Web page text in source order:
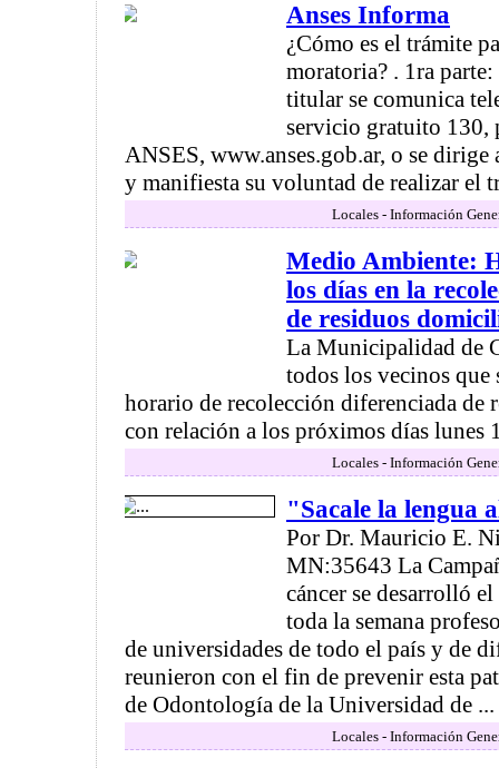
Anses Informa
¿Cómo es el trámite
moratoria? . 1ra
titular se comunica
servicio gratuito 130,
ANSES, www.anses.gob.ar, o se
y manifiesta su voluntad de realizar el
Locales - Información
Medio Ambiente:
los días en la
de residuos
La Municipalidad de
todos los vecinos que
horario de recolección diferenciada de
con relación a los próximos días lunes
Locales - Información
"Sacale la lengua
Por Dr. Mauricio E.
MN:35643 La
cáncer se desarrolló
toda la semana
de universidades de todo el país y de
reunieron con el fin de prevenir esta
de Odontología de la Universidad de ...
Locales - Información